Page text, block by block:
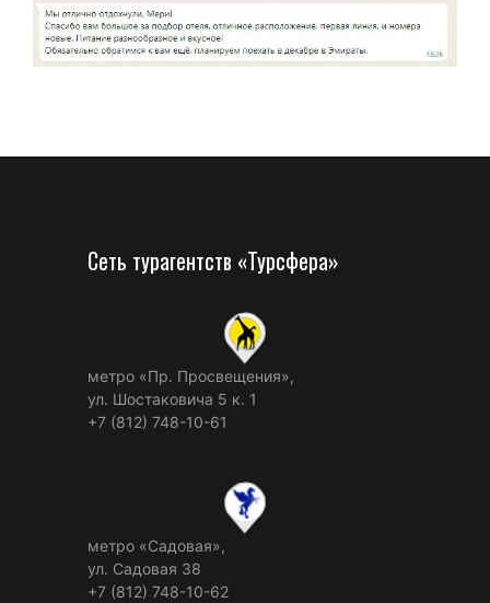
Сеть турагентств «Турсфера»
метро «Пр. Просвещения»,
ул. Шостаковича 5 к. 1
+7 (812) 748-10-61
метро «Садовая»,
ул. Садовая 38
+7 (812) 748-10-62